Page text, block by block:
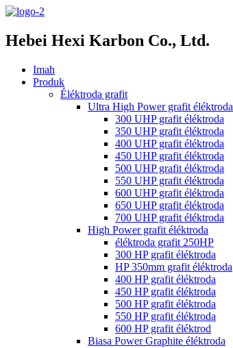
Hebei Hexi Karbon Co., Ltd.
Imah
Produk
Éléktroda grafit
Ultra High Power grafit éléktroda
300 UHP grafit éléktroda
350 UHP grafit éléktroda
400 UHP grafit éléktroda
450 UHP grafit éléktroda
500 UHP grafit éléktroda
550 UHP grafit éléktroda
600 UHP grafit éléktroda
650 UHP grafit éléktroda
700 UHP grafit éléktroda
High Power grafit éléktroda
éléktroda grafit 250HP
300 HP grafit éléktroda
HP 350mm grafit éléktroda
400 HP grafit éléktroda
450 HP grafit éléktroda
500 HP grafit éléktroda
550 HP grafit éléktroda
600 HP grafit éléktrod
Biasa Power Graphite éléktroda